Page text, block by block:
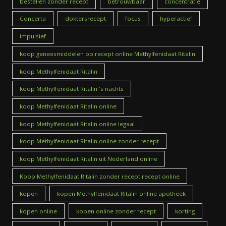
Concerta doktersrecept focus hyperactief
impulsief
koop geneesmiddelen op recept online Methylfenidaat Ritalin
koop Methylfenidaat Ritalin
koop Methylfenidaat Ritalin 's nachts
koop Methylfenidaat Ritalin online
koop Methylfenidaat Ritalin online legaal
koop Methylfenidaat Ritalin online zonder recept
koop Methylfenidaat Ritalin uit Nederland online
Koop Methylfenidaat Ritalin zonder recept recept online
kopen kopen Methylfenidaat Ritalin online apotheek
kopen online kopen online zonder recept korting